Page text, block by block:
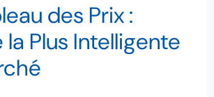
des Prix :
la Plus Intelligente